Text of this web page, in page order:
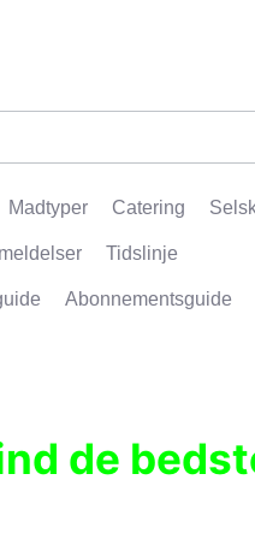
Madtyper Catering
Tidslinje
Abonnementsguide
de